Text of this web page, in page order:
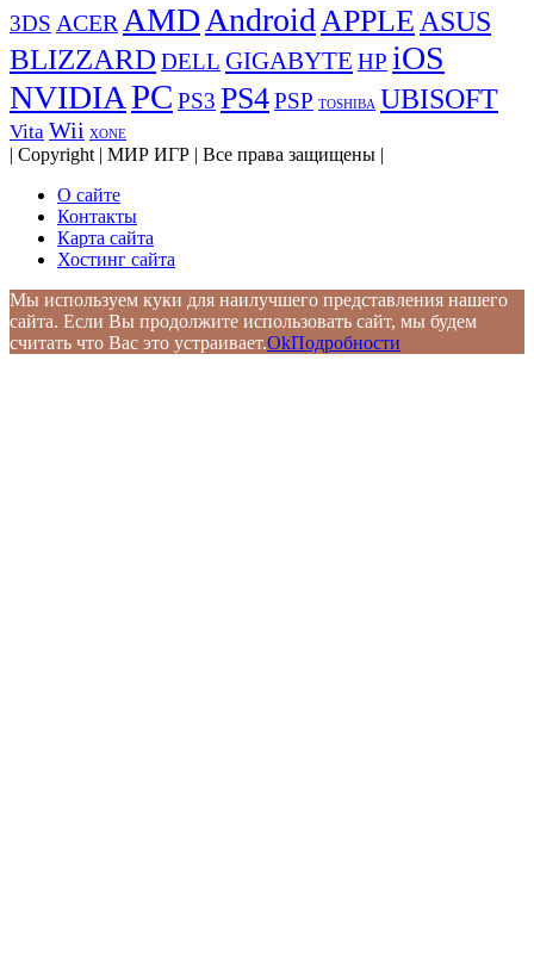
3DS ACER AMDAndroidAPPLEASUS
BLIZZARD DELL GIGABYTE HP iOS
NVIDIAPC PS3 PS4PSP TOSHIBA UBISOFT
Vita Wii XONE
| Copyright | МИР ИГР | Все права защищены |
О сайте
Контакты
Карта сайта
Хостинг сайта
Мы используем куки для наилучшего представления нашего
сайта. Если Вы продолжите использовать сайт, мы будем
считать что Вас это устраивает.OkПодробности